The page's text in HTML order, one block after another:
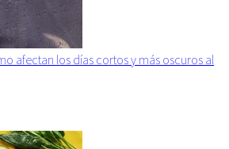
afectan los días cortos y más oscuros al